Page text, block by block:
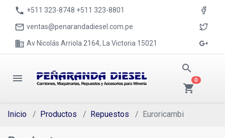
phone +511 323-8748 +511 323-8801
mail_outline ventas@penarandadiesel.com.pe
business Av Nicolás Arriola 2164, La Victoria 15021
menu
search
shopping_cart
0
Inicio Productos Repuestos Euroricambi